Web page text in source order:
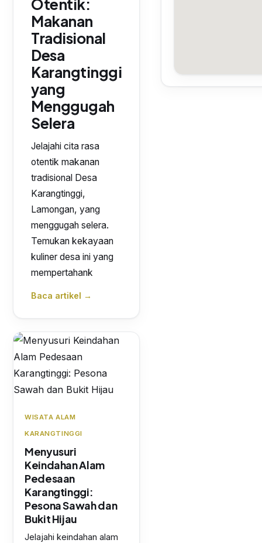
Otentik:
Makanan
Tradisional
Desa
Karangtinggi
yang
Menggugah
Selera
Jelajahi cita rasa
otentik makanan
tradisional Desa
Karangtinggi,
Lamongan, yang
menggugah selera.
Temukan kekayaan
kuliner desa ini yang
mempertahank
Baca artikel →
WISATA ALAM
KARANGTINGGI
Menyusuri
Keindahan Alam
Pedesaan
Karangtinggi:
Pesona Sawah dan
Bukit Hijau
Jelajahi keindahan alam